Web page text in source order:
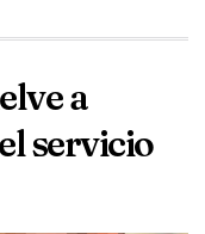
a
servicio